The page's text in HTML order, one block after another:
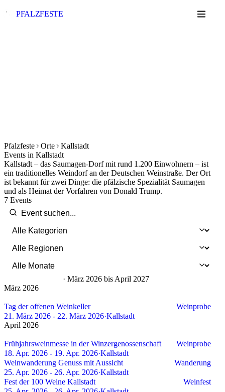
PFALZFESTE
Pfalzfeste Orte
Kallstadt
Events in Kallstadt
Kallstadt – das Saumagen-Dorf mit rund 1.200 Einwohnern – ist
ein traditionelles Weindorf an der Deutschen Weinstraße. Der Ort
ist bekannt für zwei Dinge: die pfälzische Spezialität Saumagen
und als Heimat der Vorfahren von Donald Trump.
7 Events
· März 2026 bis April 2027
März 2026
Tag der offenen Weinkeller
Weinprobe
21. März 2026 - 22. März 2026·Kallstadt
April 2026
Frühjahrsweinmesse in der Winzergenossenschaft
Weinprobe
18. Apr. 2026 - 19. Apr. 2026·Kallstadt
Weinwanderung Genuss mit Aussicht
Wanderung
25. Apr. 2026 - 26. Apr. 2026·Kallstadt
Fest der 100 Weine Kallstadt
Weinfest